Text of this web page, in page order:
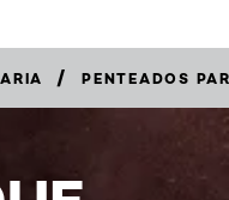
/ PENTEADOS